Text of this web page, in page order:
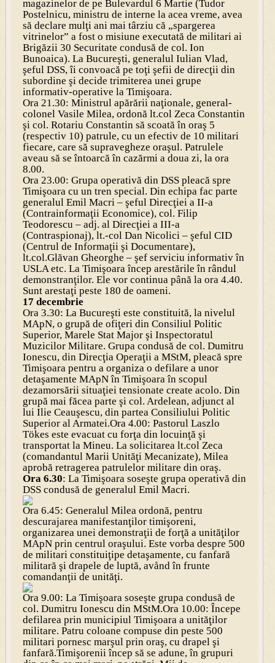
magazinelor de pe Bulevardul 6 Martie (Tudor
Postelnicu, ministru de interne la acea vreme, avea
să declare mulţi ani mai târziu că „spargerea
vitrinelor” a fost o misiune executată de militari ai
Brigăzii 30 Securitate condusă de col. Ion
Bunoaica). La Bucureşti, generalul Iulian Vlad,
şeful DSS, îi convoacă pe toţi şefii de direcţii din
subordine şi decide trimiterea unei grupe
informativ-operative la Timişoara.
Ora 21.30: Ministrul apărării naţionale, general-
colonel Vasile Milea, ordonă lt.col Zeca Constantin
şi col. Rotariu Constantin să scoată în oraş 5
(respectiv 10) patrule, cu un efectiv de 10 militari
fiecare, care să supravegheze oraşul. Patrulele
aveau să se întoarcă în cazărmi a doua zi, la ora
8.00.
Ora 23.00: Grupa operativă din DSS pleacă spre
Timişoara cu un tren special. Din echipa fac parte
generalul Emil Macri – şeful Direcţiei a II-a
(Contrainformaţii Economice), col. Filip
Teodorescu – adj. al Direcţiei a III-a
(Contraspionaj), lt.-col Dan Nicolici – şeful CID
(Centrul de Informaţii şi Documentare),
lt.col.Glăvan Gheorghe – şef serviciu informativ în
USLA etc. La Timişoara încep arestările în rândul
demonstranţilor. Ele vor continua până la ora 4.40.
Sunt arestaţi peste 180 de oameni.
17 decembrie
Ora 3.30: La Bucureşti este constituită, la nivelul
MApN, o grupă de ofiţeri din Consiliul Politic
Superior, Marele Stat Major şi Inspectoratul
Muzicilor Militare. Grupa condusă de col. Dumitru
Ionescu, din Direcţia Operaţii a MStM, pleacă spre
Timişoara pentru a organiza o defilare a unor
detaşamente MApN în Timişoara în scopul
dezamorsării situaţiei tensionate create acolo. Din
grupă mai făcea parte şi col. Ardelean, adjunct al
lui Ilie Ceauşescu, din partea Consiliului Politic
Superior al Armatei.Ora 4.00: Pastorul Laszlo
Tökes este evacuat cu forţa din locuinţă şi
transportat la Mineu. La solicitarea lt.col Zeca
(comandantul Marii Unităţi Mecanizate), Milea
aprobă retragerea patrulelor militare din oraş.
Ora 6.30: La Timişoara soseşte grupa operativă din
DSS condusă de generalul Emil Macri.
Ora 6.45: Generalul Milea ordonă, pentru
descurajarea manifestanţilor timişoreni,
organizarea unei demonstraţii de forţă a unităţilor
MApN prin centrul oraşului. Este vorba despre 500
de militari constituiţipe detaşamente, cu fanfară
militară şi drapele de luptă, avånd în frunte
comandanţii de unităţi.
Ora 9.00: La Timişoara soseşte grupa condusă de
col. Dumitru Ionescu din MStM.Ora 10.00: Începe
defilarea prin municipiul Timişoara a unităţilor
militare. Patru coloane compuse din peste 500
militari pornesc marşul prin oraş, cu drapel şi
fanfară.Timişorenii încep să se adune, în grupuri